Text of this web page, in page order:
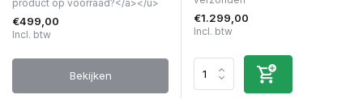
product op voorraad?</a></u>
€499,00
Incl. btw
Bekijken
€1.299,00
Incl. btw